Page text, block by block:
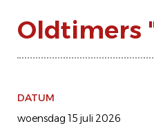
Oldtimers
DATUM
woensdag 15 juli 2026